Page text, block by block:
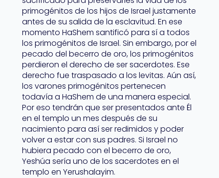
primogénitos de los hijos de Israel justamente
antes de su salida de la esclavitud. En ese
momento HaShem santificó para sí a todos
los primogénitos de Israel. Sin embargo, por el
pecado del becerro de oro, los primogénitos
perdieron el derecho de ser sacerdotes. Ese
derecho fue traspasado a los levitas. Aún así,
los varones primogénitos pertenecen
todavía a HaShem de una manera especial.
Por eso tendrán que ser presentados ante Él
en el templo un mes después de su
nacimiento para así ser redimidos y poder
volver a estar con sus padres. Si Israel no
hubiera pecado con el becerro de oro,
Yeshúa sería uno de los sacerdotes en el
templo en Yerushalayim.